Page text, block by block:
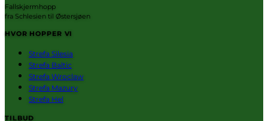
Fallskjermhopp
fra Schlesien til Østersjøen
HVOR HOPPER VI
Strefa Silesia
Strefa Baltic
Strefa Wroclaw
Strefa Mazury
Strefa Hel
TILBUD